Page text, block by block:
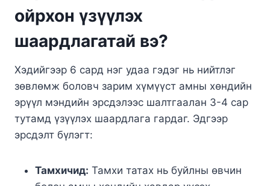
ойрхон үзүүлэх
шаардлагатай вэ?
Хэдийгээр 6 сард нэг удаа гэдэг нь нийтлэг
зөвлөмж боловч зарим хүмүүст амны хөндийн
эрүүл мэндийн эрсдэлээс шалтгаалан 3-4 сар
тутамд үзүүлэх шаардлага гардаг. Эдгээр
эрсдэлт бүлэгт:
Тамхичид: Тамхи татах нь буйлны өвчин